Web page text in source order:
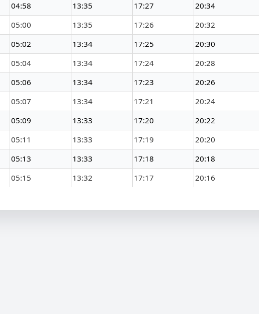
04:58 13:35 17:27 20:34
05:00 13:35 17:26 20:32
05:02 13:34 17:25 20:30
05:04 13:34 17:24 20:28
05:06 13:34 17:23 20:26
05:07 13:34 17:21 20:24
05:09 13:33 17:20 20:22
05:11 13:33 17:19 20:20
05:13 13:33 17:18 20:18
05:15 13:32 17:17 20:16